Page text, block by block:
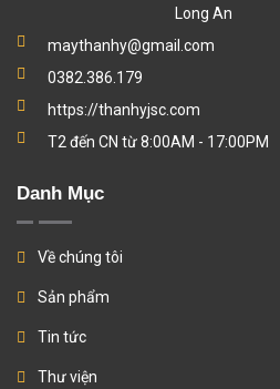
Long An
maythanhy@gmail.com
0382.386.179
https://thanhyjsc.com
T2 đến CN từ 8:00AM - 17:00PM
Danh Mục
Về chúng tôi
Sản phẩm
Tin tức
Thư viện